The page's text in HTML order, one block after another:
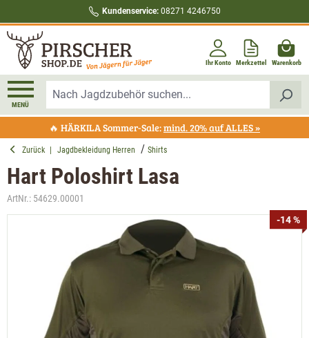
Kundenservice: 08271 4246750
Ihr Konto Merkzettel Warenkorb
MENÜ
🔥 HÄRKILA Sommer-Sale:mind. 20% auf ALLES »
Zurück Jagdbekleidung Herren Shirts
Hart Poloshirt Lasa
ArtNr.: 54629.00001
-14 %